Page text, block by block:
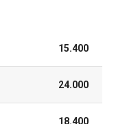
15.400
24.000
18.400